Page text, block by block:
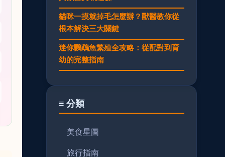
貓咪一摸就掉毛怎麼辦？獸醫教你從
根本解決三大關鍵
迷你鸚鵡魚繁殖全攻略：從配對到育
幼的完整指南
≡ 分類
美食星圖
旅行指南